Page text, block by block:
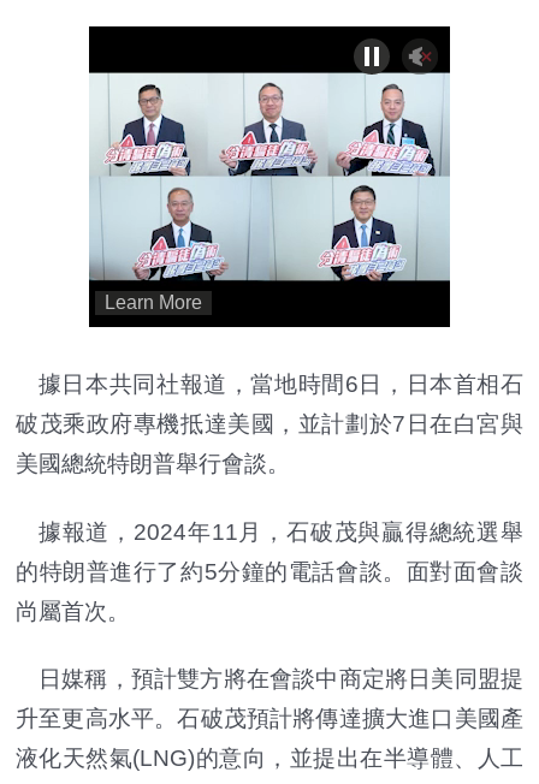
據日本共同社報道，當地時間6日，日本首相石
破茂乘政府專機抵達美國，並計劃於7日在白宮與
美國總統特朗普舉行會談。
據報道，2024年11月，石破茂與贏得總統選舉
的特朗普進行了約5分鐘的電話會談。面對面會談
尚屬首次。
日媒稱，預計雙方將在會談中商定將日美同盟提
升至更高水平。石破茂預計將傳達擴大進口美國產
液化天然氣(LNG)的意向，並提出在半導體、人工